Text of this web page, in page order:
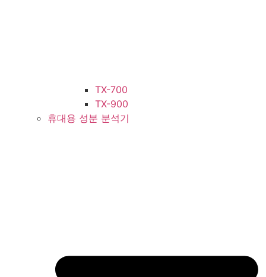
TX-700
TX-900
휴대용 성분 분석기